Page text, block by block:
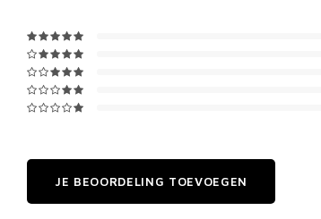
JE BEOORDELING TOEVOEGEN